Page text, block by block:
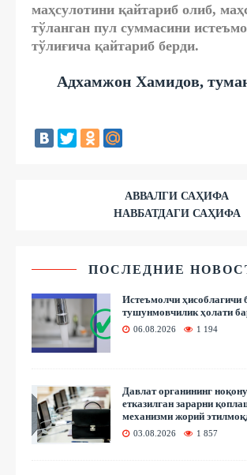
маҳсулотини қайтариб олиб,
тўланган пул суммасини
тўлиғича қайтариб берди.
Адхамжон Хамидов,
АВВАЛГИ САҲИФА
НАВБАТДАГИ САҲИФА
ПОСЛЕДНИЕ
Истеъмолчи ҳисоблагичи
тушунмовчилик ҳолати
06.08.2026 1 194
Давлат органининг
етказилган зарарни
механизми жорий
03.08.2026 1 857